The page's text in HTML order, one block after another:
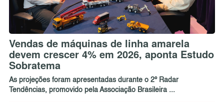
Vendas de máquinas de linha amarela
devem crescer 4% em 2026, aponta Estudo
Sobratema
As projeções foram apresentadas durante o 2º Radar
Tendências, promovido pela Associação Brasileira ...